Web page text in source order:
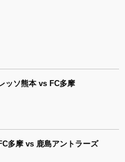
ッソ熊本 vs FC多摩
多摩 vs 鹿島アントラーズ